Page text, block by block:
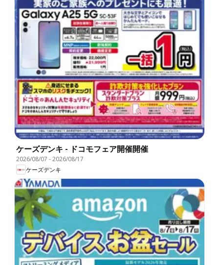
ケーズデンキ - ドコモフェア開催開催
2026/08/07 -2026/08/17
ケーズデンキ